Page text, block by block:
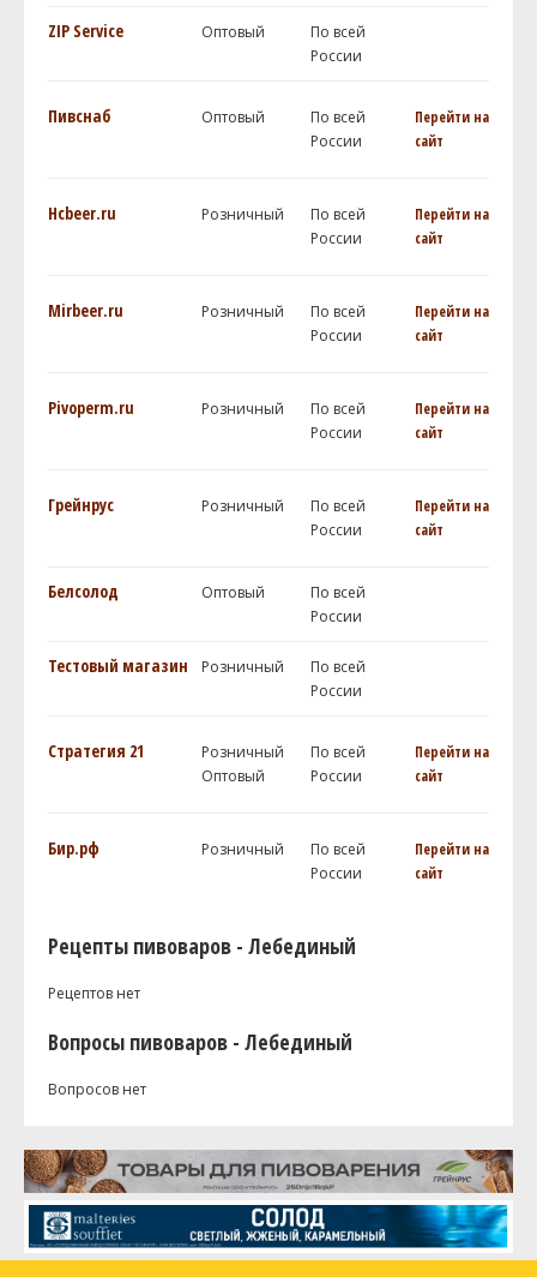
ZIP Service Оптовый
По всей
России
Пивснаб Оптовый
По всей
России
Перейти на
сайт
Hcbeer.ru Розничный
По всей
России
Перейти на
сайт
Mirbeer.ru Розничный
По всей
России
Перейти на
сайт
Pivoperm.ru Розничный
По всей
России
Перейти на
сайт
Грейнрус Розничный
По всей
России
Перейти на
сайт
Белсолод Оптовый
По всей
России
Тестовый магазин Розничный
По всей
России
Стратегия 21
Розничный
Оптовый
По всей
России
Перейти на
сайт
Бир.рф Розничный
По всей
России
Перейти на
сайт
Рецепты пивоваров - Лебединый
Рецептов нет
Вопросы пивоваров - Лебединый
Вопросов нет